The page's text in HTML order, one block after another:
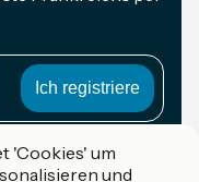
'Cookies' um
und